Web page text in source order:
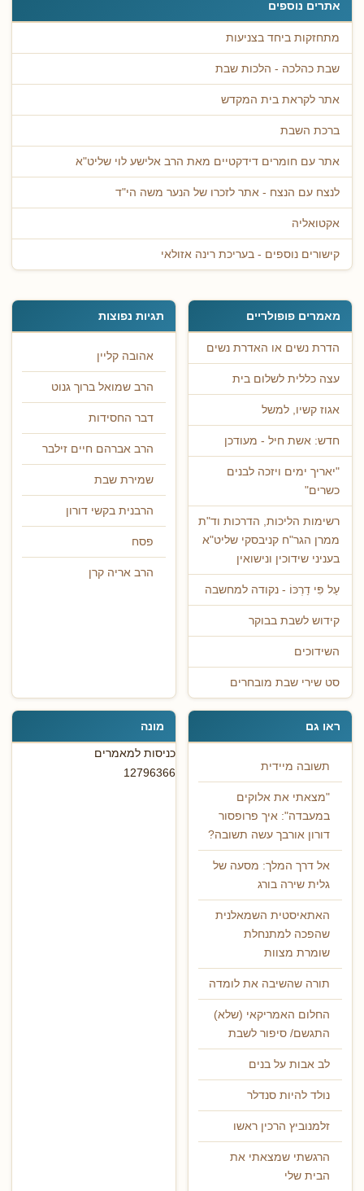
אתרים נוספים
מתחזקות ביחד בצניעות
שבת כהלכה - הלכות שבת
אתר לקראת בית המקדש
ברכת השבת
אתר עם חומרים דידקטיים מאת הרב אלישע לוי שליט"א
לנצח עם הנצח - אתר לזכרו של הנער משה הי"ד
אקטואליה
קישורים נוספים - בעריכת רינה אזולאי
מאמרים פופולריים
הדרת נשים או האדרת נשים
עצה כללית לשלום בית
אגוז קשיו, למשל
חדש: אשת חיל - מעודכן
"יאריך ימים ויזכה לבנים
כשרים"
רשימות הליכות, הדרכות וד"ת
ממרן הגר"ח קניבסקי שליט"א
בעניני שידוכין ונישואין
עַל פִּי דַרְכּוֹ - נקודה למחשבה
קידוש לשבת בבוקר
השידוכים
סט שירי שבת מובחרים
תגיות נפוצות
אהובה קליין
הרב שמואל ברוך גנוט
דבר החסידות
הרב אברהם חיים זילבר
שמירת שבת
הרבנית בקשי דורון
פסח
הרב אריה קרן
ראו גם
תשובה מיידית
"מצאתי את אלוקים
במעבדה": איך פרופסור
דורון אורבך עשה תשובה?
אל דרך המלך: מסעה של
גלית שירה בורג
האתאיסטית השמאלנית
שהפכה למתנחלת
שומרת מצוות
תורה שהשיבה את לומדה
החלום האמריקאי (שלא)
התגשם/ סיפור לשבת
לב אבות על בנים
נולד להיות סנדלר
זלמנוביץ הרכין ראשו
הרגשתי שמצאתי את
הבית שלי
מונה
כניסות למאמרים
12796366